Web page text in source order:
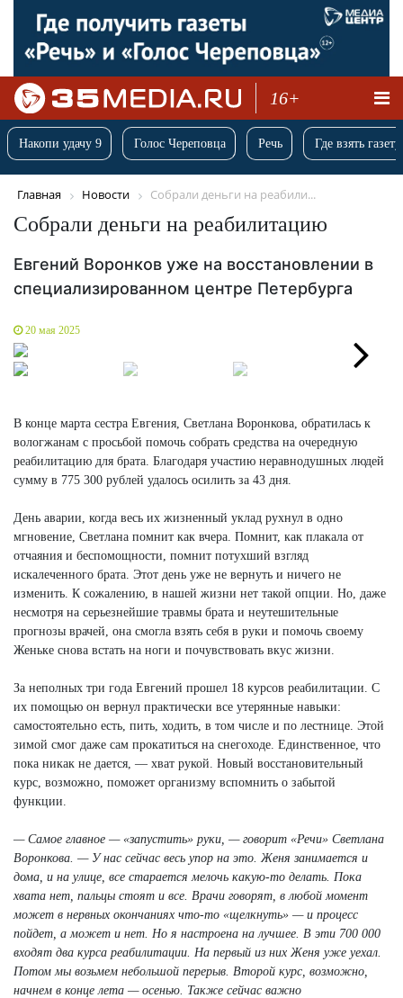
16+
Накопи удачу 9 Голос Череповца Речь Где взять
Главная Новости Собрали деньги на реабили...
Собрали деньги на реабилитацию
Евгений Воронков уже на восстановлении в
специализированном центре Петербурга
20 мая 2025
В конце марта сестра Евгения, Светлана Воронкова, обратилась к
вологжанам с просьбой помочь собрать средства на очередную
реабилитацию для брата. Благодаря участию неравнодушных людей
сумму в 775 300 рублей удалось осилить за 43 дня.
День аварии, когда весь их жизненный уклад рухнул в одно
мгновение, Светлана помнит как вчера. Помнит, как плакала от
отчаяния и беспомощности, помнит потухший взгляд
искалеченного брата. Этот день уже не вернуть и ничего не
изменить. К сожалению, в нашей жизни нет такой опции. Но, даже
несмотря на серьезнейшие травмы брата и неутешительные
прогнозы врачей, она смогла взять себя в руки и помочь своему
Женьке снова встать на ноги и почувствовать вкус жизни.
За неполных три года Евгений прошел 18 курсов реабилитации. С
их помощью он вернул практически все утерянные навыки:
самостоятельно есть, пить, ходить, в том числе и по лестнице. Этой
зимой смог даже сам прокатиться на снегоходе. Единственное, что
пока никак не дается, — хват рукой. Новый восстановительный
курс, возможно, поможет организму вспомнить о забытой
функции.
— Самое главное — «запустить» руки, — говорит «Речи» Светлана
Воронкова. — У нас сейчас весь упор на это. Женя занимается и
дома, и на улице, все старается мелочь какую-то делать. Пока
хвата нет, пальцы стоят и все. Врачи говорят, в любой момент
может в нервных окончаниях что-то «щелкнуть» — и процесс
пойдет, а может и нет. Но я настроена на лучшее. В эти 700 000
входят два курса реабилитации. На первый из них Женя уже уехал.
Потом мы возьмем небольшой перерыв. Второй курс, возможно,
начнем в конце лета — осенью. Также сейчас важно